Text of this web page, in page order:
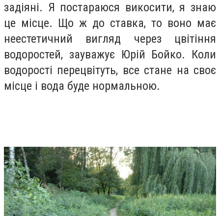
задіяні. Я постараюся викосити, я знаю
це місце. Що ж до ставка, то воно має
неестетичний вигляд через цвітіння
водоростей, зауважує Юрій Бойко. Коли
водорості перецвітуть, все стане на своє
місце і вода буде нормальною.